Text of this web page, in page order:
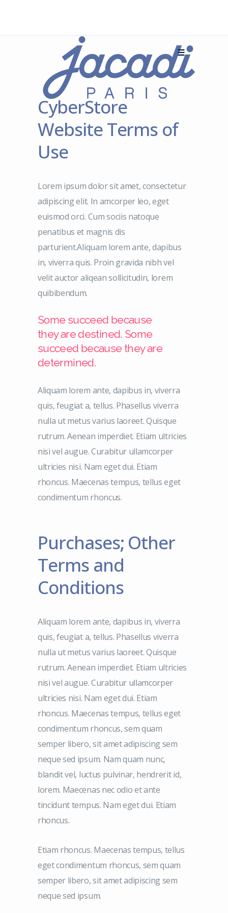
CyberStore
Website Terms of
Use
Lorem ipsum dolor sit amet, consectetur
adipiscing elit. In amcorper leo, eget
euismod orci. Cum sociis natoque
penatibus et magnis dis
parturient.Aliquam lorem ante, dapibus
in, viverra quis. Proin gravida nibh vel
velit auctor aliqean sollicitudin, lorem
quibibendum.
Some succeed because
they are destined. Some
succeed because they are
determined.
Aliquam lorem ante, dapibus in, viverra
quis, feugiat a, tellus. Phasellus viverra
nulla ut metus varius laoreet. Quisque
rutrum. Aenean imperdiet. Etiam ultricies
nisi vel augue. Curabitur ullamcorper
ultricies nisi. Nam eget dui. Etiam
rhoncus. Maecenas tempus, tellus eget
condimentum rhoncus.
Purchases; Other
Terms and
Conditions
Aliquam lorem ante, dapibus in, viverra
quis, feugiat a, tellus. Phasellus viverra
nulla ut metus varius laoreet. Quisque
rutrum. Aenean imperdiet. Etiam ultricies
nisi vel augue. Curabitur ullamcorper
ultricies nisi. Nam eget dui. Etiam
rhoncus. Maecenas tempus, tellus eget
condimentum rhoncus, sem quam
semper libero, sit amet adipiscing sem
neque sed ipsum. Nam quam nunc,
blandit vel, luctus pulvinar, hendrerit id,
lorem. Maecenas nec odio et ante
tincidunt tempus. Nam eget dui. Etiam
rhoncus.
Etiam rhoncus. Maecenas tempus, tellus
eget condimentum rhoncus, sem quam
semper libero, sit amet adipiscing sem
neque sed ipsum.